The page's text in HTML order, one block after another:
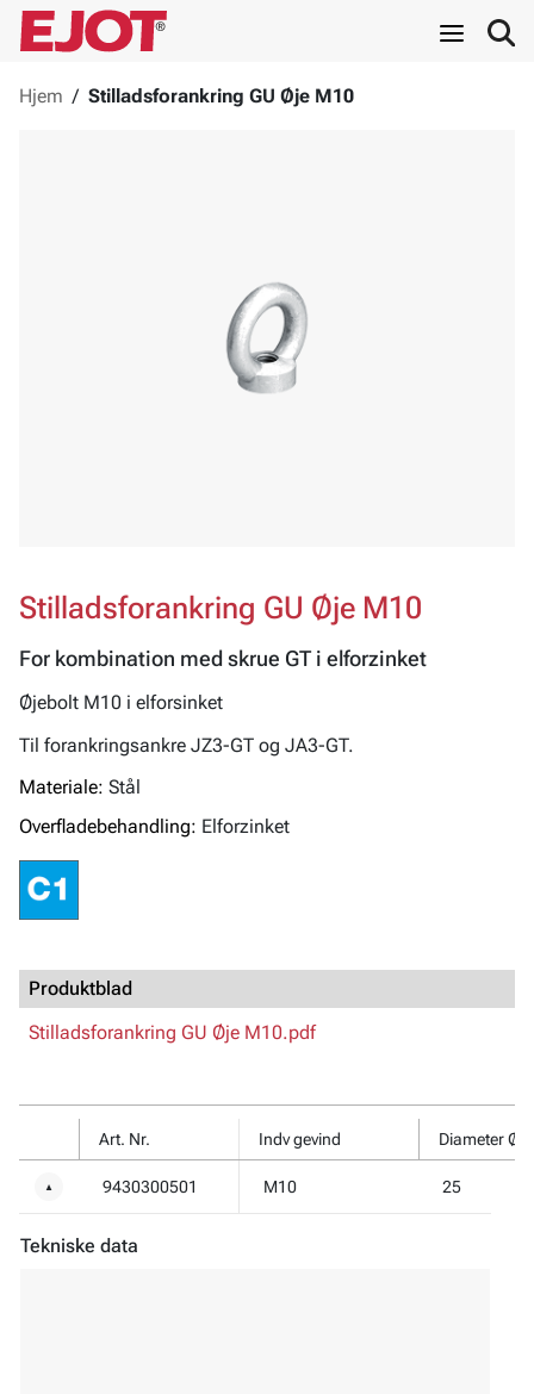
Hjem / Stilladsforankring GU Øje M10
Stilladsforankring GU Øje M10
For kombination med skrue GT i elforzinket
Øjebolt M10 i elforsinket
Til forankringsankre JZ3-GT og JA3-GT.
Materiale: Stål
Overfladebehandling: Elforzinket
Produktblad
Stilladsforankring GU Øje M10.pdf
Art. Nr. Indv gevind Diameter
▼ 9430300501 M10 25
Tekniske data